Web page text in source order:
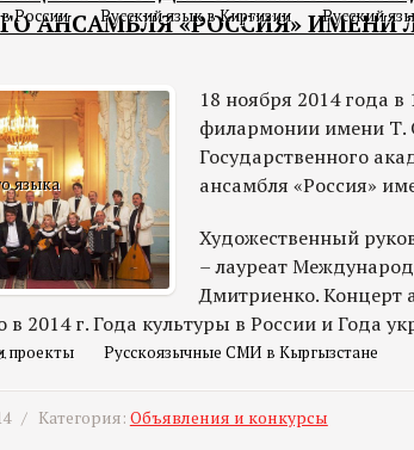
России Русский язык в Киргизии Русский
языка
проекты Русскоязычные СМИ в Кыргызстане
АНСАМБЛЯ «РОССИЯ»
18 ноября 2014 года
филармонии имени Т.
Государственного
ансамбля «Россия»
Художественный
– лауреат
Дмитриенко. Концерт
в 2014 г. Года культуры в России и Года
/ Категория: Объявления и конкурсы